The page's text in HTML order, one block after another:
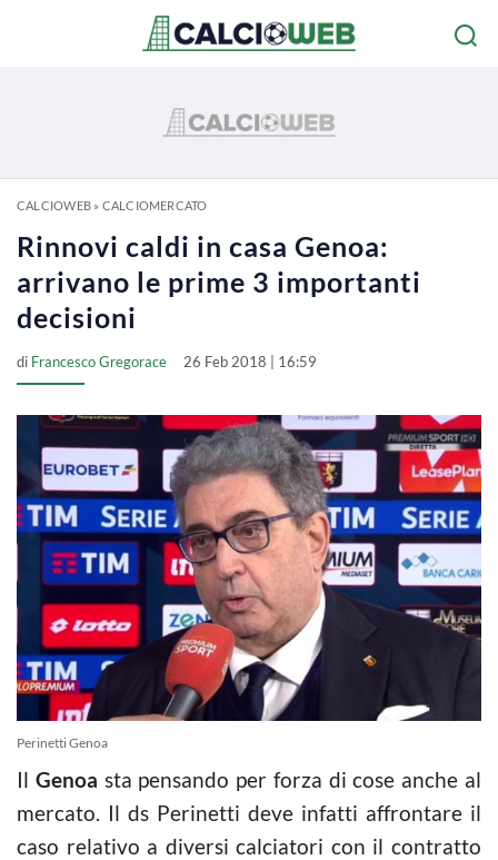
CALCIOWEB» CALCIOMERCATO
Rinnovi caldi in casa Genoa:
arrivano le prime 3 importanti
decisioni
di Francesco Gregorace 26 Feb 2018 | 16:59
Perinetti Genoa
Il Genoa sta pensando per forza di cose anche al
mercato. Il ds Perinetti deve infatti affrontare il
caso relativo a diversi calciatori con il contratto